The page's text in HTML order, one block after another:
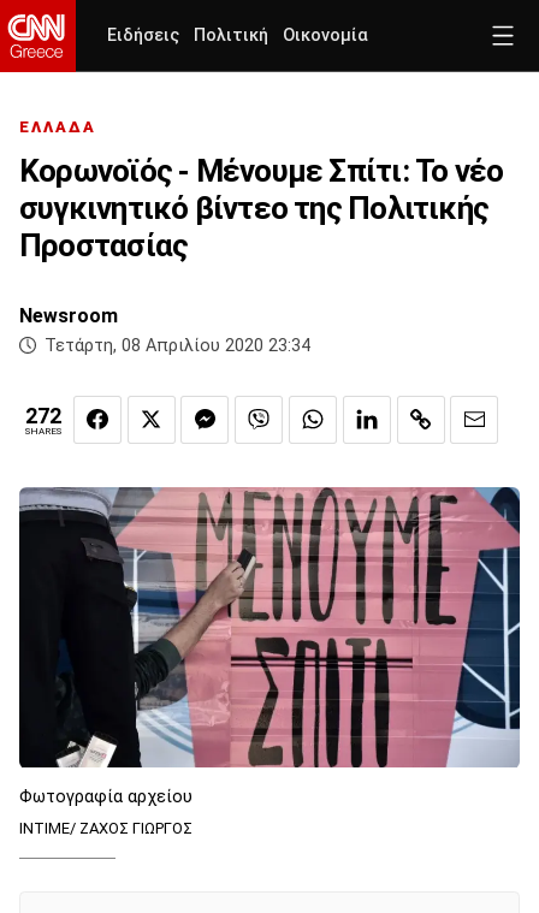
Ειδήσεις Πολιτική Οικονομία
ΕΛΛΑΔΑ
Κορωνοϊός - Μένουμε Σπίτι: Το νέο
συγκινητικό βίντεο της Πολιτικής
Προστασίας
Newsroom
Τετάρτη, 08 Απριλίου 2020 23:34
272
SHARES
Φωτογραφία αρχείου
INTIME/ ΖΑΧΟΣ ΓΙΩΡΓΟΣ